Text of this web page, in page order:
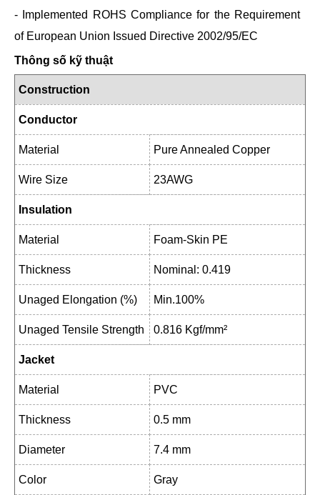
- Implemented ROHS Compliance for the Requirement
of European Union Issued Directive 2002/95/EC
Thông số kỹ thuật
Construction
Conductor
Material Pure Annealed Copper
Wire Size 23AWG
Insulation
Material Foam-Skin PE
Thickness Nominal: 0.419
Unaged Elongation (%) Min.100%
Unaged Tensile Strength 0.816 Kgf/mm²
Jacket
Material PVC
Thickness 0.5 mm
Diameter 7.4 mm
Color Gray